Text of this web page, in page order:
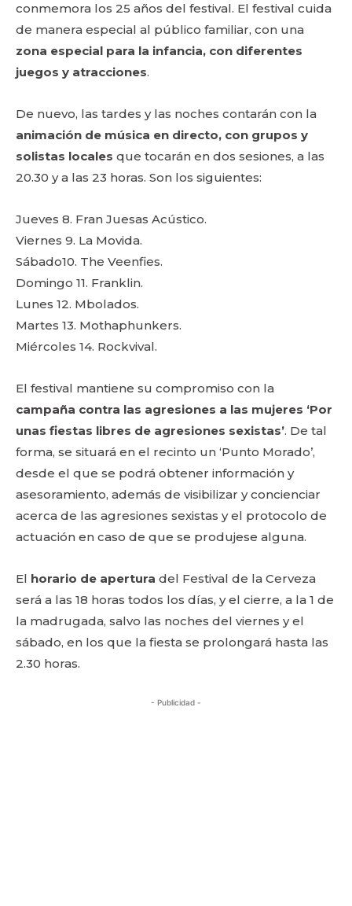
conmemora los 25 años del festival. El festival cuida
de manera especial al público familiar, con una
zona especial para la infancia, con diferentes
juegos y atracciones.
De nuevo, las tardes y las noches contarán con la
animación de música en directo, con grupos y
solistas locales que tocarán en dos sesiones, a las
20.30 y a las 23 horas. Son los siguientes:
Jueves 8. Fran Juesas Acústico.
Viernes 9. La Movida.
Sábado10. The Veenfies.
Domingo 11. Franklin.
Lunes 12. Mbolados.
Martes 13. Mothaphunkers.
Miércoles 14. Rockvival.
El festival mantiene su compromiso con la
campaña contra las agresiones a las mujeres ‘Por
unas fiestas libres de agresiones sexistas’. De tal
forma, se situará en el recinto un ‘Punto Morado’,
desde el que se podrá obtener información y
asesoramiento, además de visibilizar y concienciar
acerca de las agresiones sexistas y el protocolo de
actuación en caso de que se produjese alguna.
El horario de apertura del Festival de la Cerveza
será a las 18 horas todos los días, y el cierre, a la 1 de
la madrugada, salvo las noches del viernes y el
sábado, en los que la fiesta se prolongará hasta las
2.30 horas.
- Publicidad -